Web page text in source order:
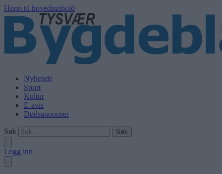
Hopp til hovedinnhold
Nyhende
Sport
Kultur
E-avis
Dødsannonser
Søk
Logg inn